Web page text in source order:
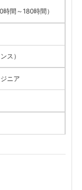
時間～180時間）
ス）
ニア